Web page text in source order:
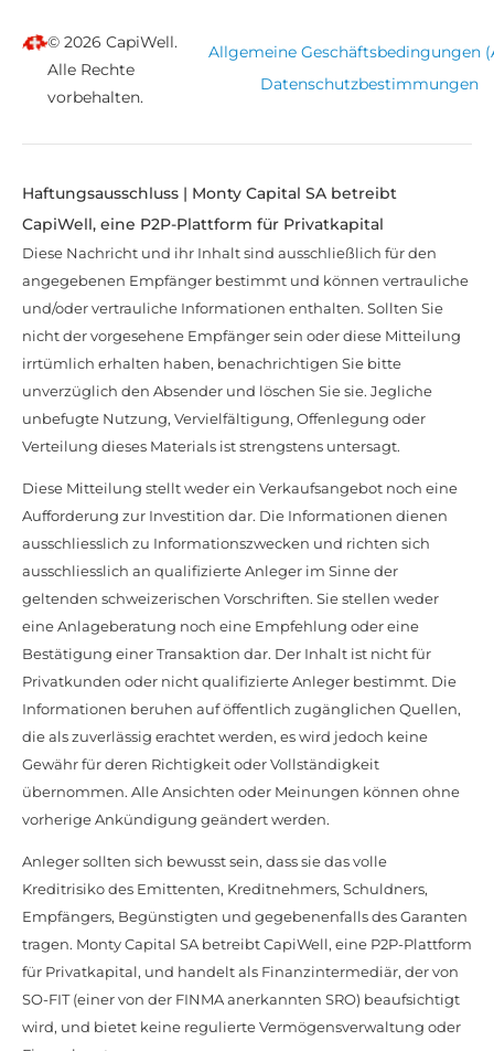
© 2026 CapiWell.
Alle Rechte
vorbehalten.
Allgemeine Geschäftsbedingungen
Datenschutzbestimmungen
Haftungsausschluss | Monty Capital SA betreibt
CapiWell, eine P2P-Plattform für Privatkapital
Diese Nachricht und ihr Inhalt sind ausschließlich für den
angegebenen Empfänger bestimmt und können vertrauliche
und/oder vertrauliche Informationen enthalten. Sollten Sie
nicht der vorgesehene Empfänger sein oder diese Mitteilung
irrtümlich erhalten haben, benachrichtigen Sie bitte
unverzüglich den Absender und löschen Sie sie. Jegliche
unbefugte Nutzung, Vervielfältigung, Offenlegung oder
Verteilung dieses Materials ist strengstens untersagt.
Diese Mitteilung stellt weder ein Verkaufsangebot noch eine
Aufforderung zur Investition dar. Die Informationen dienen
ausschliesslich zu Informationszwecken und richten sich
ausschliesslich an qualifizierte Anleger im Sinne der
geltenden schweizerischen Vorschriften. Sie stellen weder
eine Anlageberatung noch eine Empfehlung oder eine
Bestätigung einer Transaktion dar. Der Inhalt ist nicht für
Privatkunden oder nicht qualifizierte Anleger bestimmt. Die
Informationen beruhen auf öffentlich zugänglichen Quellen,
die als zuverlässig erachtet werden, es wird jedoch keine
Gewähr für deren Richtigkeit oder Vollständigkeit
übernommen. Alle Ansichten oder Meinungen können ohne
vorherige Ankündigung geändert werden.
Anleger sollten sich bewusst sein, dass sie das volle
Kreditrisiko des Emittenten, Kreditnehmers, Schuldners,
Empfängers, Begünstigten und gegebenenfalls des Garanten
tragen. Monty Capital SA betreibt CapiWell, eine P2P-Plattform
für Privatkapital, und handelt als Finanzintermediär, der von
SO-FIT (einer von der FINMA anerkannten SRO) beaufsichtigt
wird, und bietet keine regulierte Vermögensverwaltung oder